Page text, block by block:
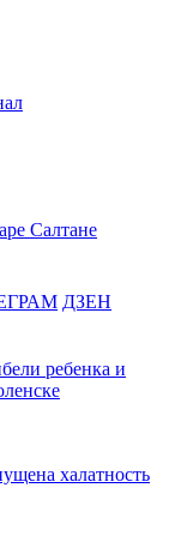
Салтане
ДЗЕН
ребенка и
халатность